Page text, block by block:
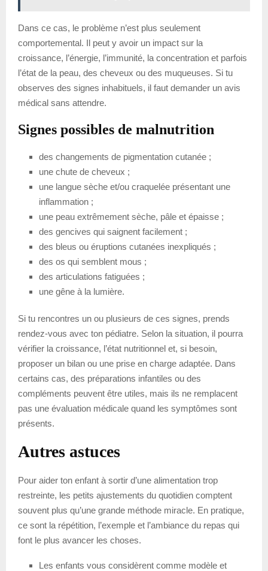
Dans ce cas, le problème n’est plus seulement
comportemental. Il peut y avoir un impact sur la
croissance, l’énergie, l’immunité, la concentration et parfois
l’état de la peau, des cheveux ou des muqueuses. Si tu
observes des signes inhabituels, il faut demander un avis
médical sans attendre.
Signes possibles de malnutrition
des changements de pigmentation cutanée ;
une chute de cheveux ;
une langue sèche et/ou craquelée présentant une
inflammation ;
une peau extrêmement sèche, pâle et épaisse ;
des gencives qui saignent facilement ;
des bleus ou éruptions cutanées inexpliqués ;
des os qui semblent mous ;
des articulations fatiguées ;
une gêne à la lumière.
Si tu rencontres un ou plusieurs de ces signes, prends
rendez-vous avec ton pédiatre. Selon la situation, il pourra
vérifier la croissance, l’état nutritionnel et, si besoin,
proposer un bilan ou une prise en charge adaptée. Dans
certains cas, des préparations infantiles ou des
compléments peuvent être utiles, mais ils ne remplacent
pas une évaluation médicale quand les symptômes sont
présents.
Autres astuces
Pour aider ton enfant à sortir d’une alimentation trop
restreinte, les petits ajustements du quotidien comptent
souvent plus qu’une grande méthode miracle. En pratique,
ce sont la répétition, l’exemple et l’ambiance du repas qui
font le plus avancer les choses.
Les enfants vous considèrent comme modèle et